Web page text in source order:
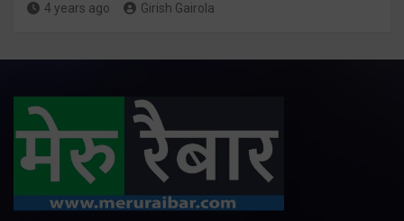
4 years ago Girish Gairola